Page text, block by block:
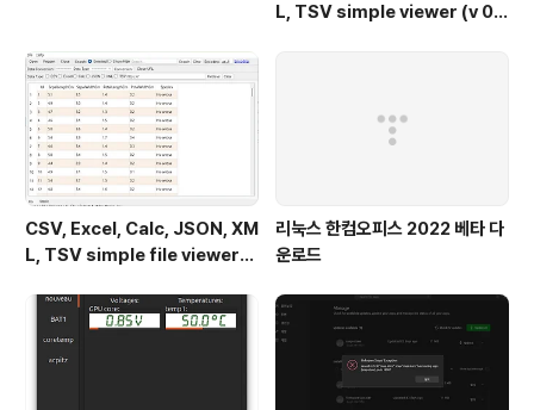
L, TSV simple viewer (v 0.
CSV, Excel, Calc, JSON, XM
L, TSV simple file viewer
리눅스 한컴오피스 2022 베타 다
운로드